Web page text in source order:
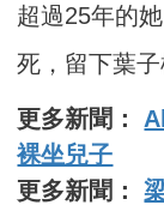
超過25年的
死，留下葉子
更多新聞：
裸坐兒子
更多新聞：